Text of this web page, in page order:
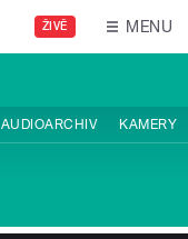
ŽIVĚ MENU
AUDIOARCHIV KAMERY